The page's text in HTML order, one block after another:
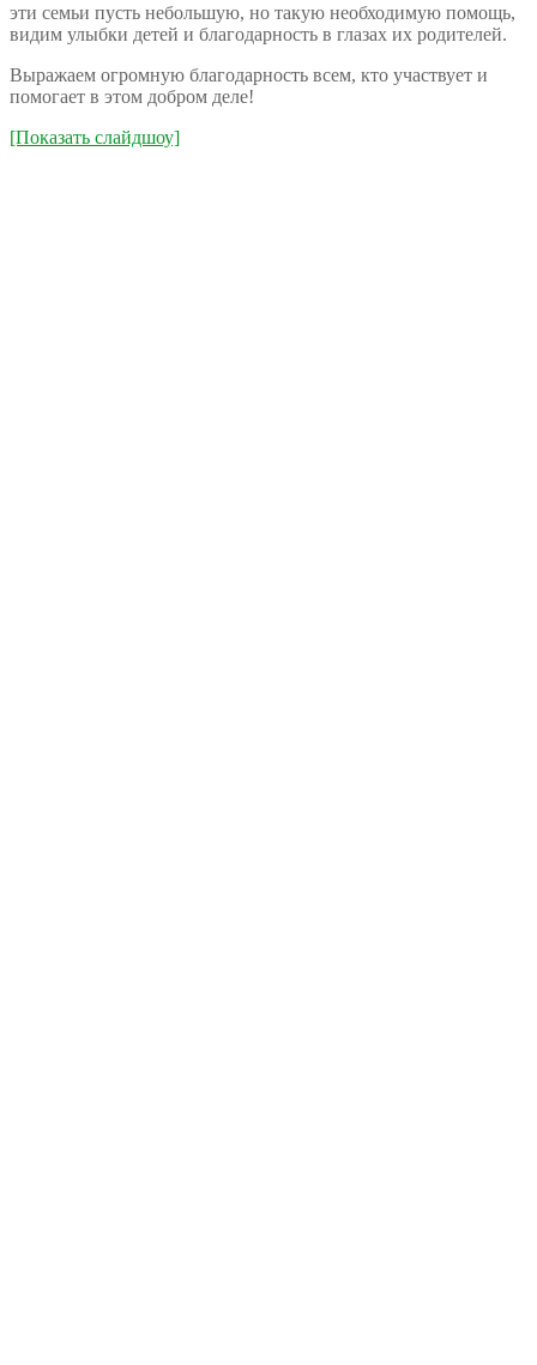
эти семьи пусть небольшую, но такую необходимую помощь,
видим улыбки детей и благодарность в глазах их родителей.
Выражаем огромную благодарность всем, кто участвует и
помогает в этом добром деле!
[Показать слайдшоу]